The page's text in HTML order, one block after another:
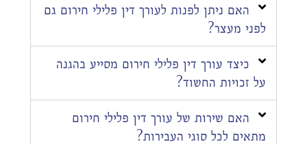
האם ניתן לפנות לעורך דין פלילי חירום גם
לפני מעצר?
כיצד עורך דין פלילי חירום מסייע בהגנה
על זכויות החשוד?
האם שירות של עורך דין פלילי חירום
מתאים לכל סוגי העבירות?